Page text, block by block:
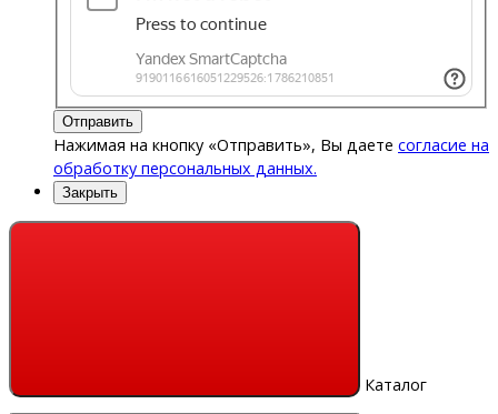
Отправить
Нажимая на кнопку «Отправить», Вы даете согласие на
обработку персональных данных.
Закрыть
Каталог